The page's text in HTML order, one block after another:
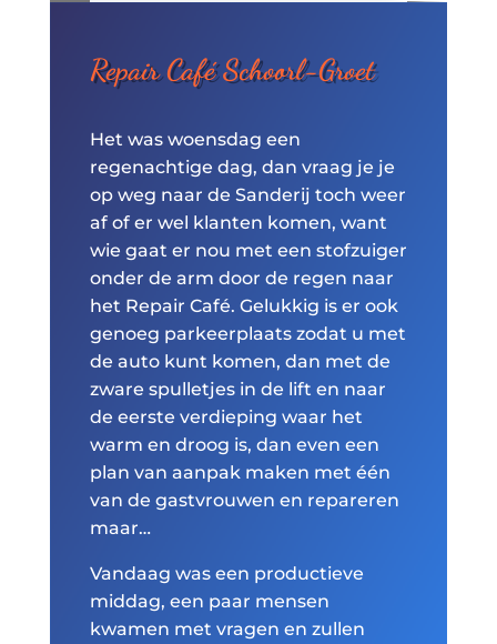
Repair Café Schoorl-Groet
Het was woensdag een
regenachtige dag, dan vraag je je
op weg naar de Sanderij toch weer
af of er wel klanten komen, want
wie gaat er nou met een stofzuiger
onder de arm door de regen naar
het Repair Café. Gelukkig is er ook
genoeg parkeerplaats zodat u met
de auto kunt komen, dan met de
zware spulletjes in de lift en naar
de eerste verdieping waar het
warm en droog is, dan even een
plan van aanpak maken met één
van de gastvrouwen en repareren
maar…
Vandaag was een productieve
middag, een paar mensen
kwamen met vragen en zullen